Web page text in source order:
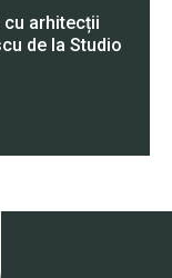
cu arhitecții
de la Studio